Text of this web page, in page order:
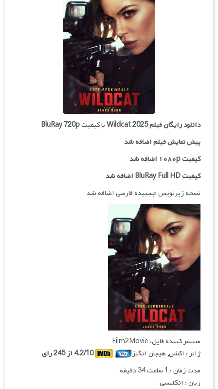
دانلود رایگان فیلمWildcat 2025با کیفیتBluRay 720p
پیش نمایش فیلم اضافه شد
کیفیت ۱۰۸۰p اضافه شد
کیفیت BluRay Full HD اضافه شد
نسخه زیرنویس چسبیده فارسی اضافه شد
منتشر کننده فایل: Film2Movie
ژانر : اکشن, هیجان انگیز
4.2/10 از 245 رای
مدت زمان : 1 ساعت 34 دقیقه
زبان : انگلیسی